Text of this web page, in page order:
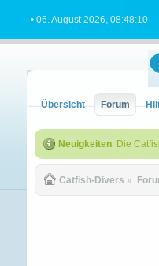
• 06. August 2026, 08:48:10
Übersicht Forum
Neuigkeiten: Die
Catfish-Divers »